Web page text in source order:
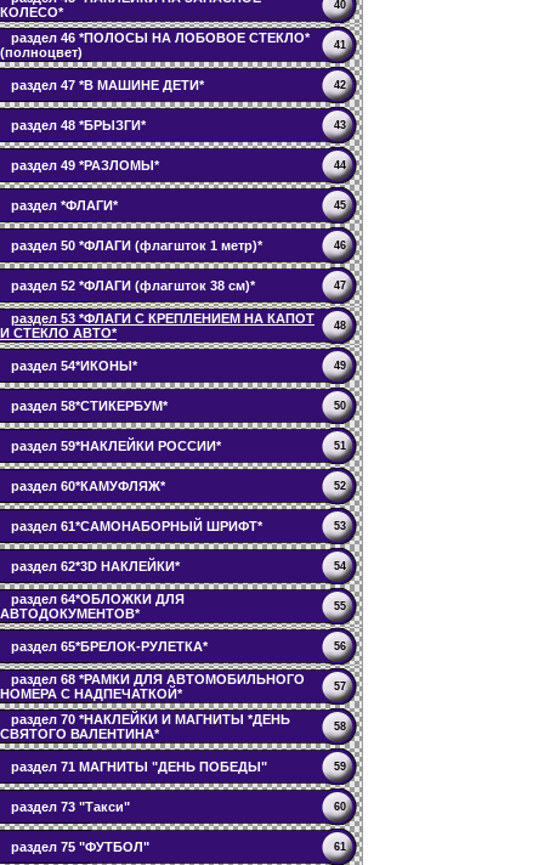
КОЛЕСО*
40
раздел 46 *ПОЛОСЫ НА ЛОБОВОЕ СТЕКЛО*
(полноцвет)
41
раздел 47 *В МАШИНЕ ДЕТИ* 42
раздел 48 *БРЫЗГИ* 43
раздел 49 *РАЗЛОМЫ* 44
раздел *ФЛАГИ* 45
раздел 50 *ФЛАГИ (флагшток 1 метр)* 46
раздел 52 *ФЛАГИ (флагшток 38 см)* 47
раздел 53 *ФЛАГИ С КРЕПЛЕНИЕМ НА КАПОТ
И СТЕКЛО АВТО*
48
раздел 54*ИКОНЫ* 49
раздел 58*СТИКЕРБУМ* 50
раздел 59*НАКЛЕЙКИ РОССИИ* 51
раздел 60*КАМУФЛЯЖ* 52
раздел 61*САМОНАБОРНЫЙ ШРИФТ* 53
раздел 62*3D НАКЛЕЙКИ* 54
раздел 64*ОБЛОЖКИ ДЛЯ
АВТОДОКУМЕНТОВ*
55
раздел 65*БРЕЛОК-РУЛЕТКА* 56
раздел 68 *РАМКИ ДЛЯ АВТОМОБИЛЬНОГО
НОМЕРА С НАДПЕЧАТКОЙ*
57
раздел 70 *НАКЛЕЙКИ И МАГНИТЫ *ДЕНЬ
СВЯТОГО ВАЛЕНТИНА*
58
раздел 71 МАГНИТЫ "ДЕНЬ ПОБЕДЫ" 59
раздел 73 "Такси" 60
раздел 75 "ФУТБОЛ" 61